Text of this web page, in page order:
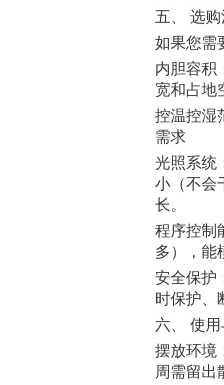
五、 选
如果您需
内胆容积
宽和占地
控温控湿
需求
光照系统
小（不会
长。
程序控制
多），能
安全保护
时保护、
六、 使
摆放环境
周需留出